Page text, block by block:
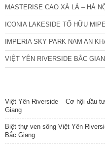
MASTERISE CAO XÀ LÁ – HÀ
ICONIA LAKESIDE TỐ HỮU
IMPERIA SKY PARK NAM AN
VIỆT YÊN RIVERSIDE BẮC
Việt Yên Riverside – Cơ hội đầu
Giang
Biệt thự ven sông Việt Yên
Bắc Giang